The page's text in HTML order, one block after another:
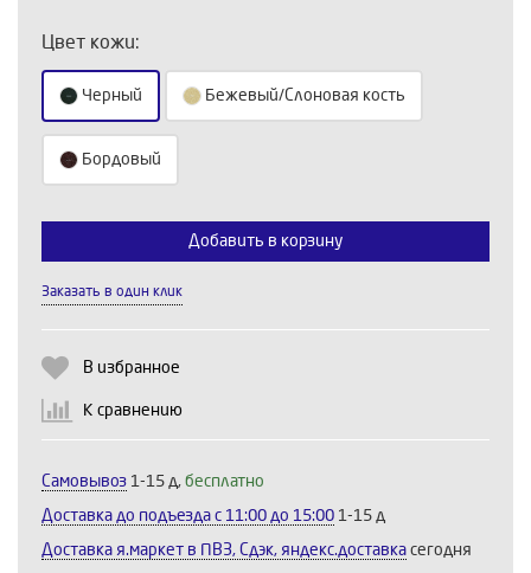
Цвет кожи:
Черный Бежевый/Слоновая кость
Бордовый
Выберите количество:
Продолжить Отмена
Добавить в корзину
Заказать в один клик
В избранное
К сравнению
Самовывоз 1-15 д, бесплатно
Доставка до подъезда c 11:00 до 15:00 1-15 д
Доставка я.маркет в ПВЗ, Сдэк, яндекс.доставка сегодня